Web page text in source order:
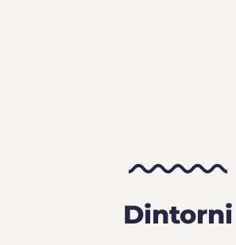
Dintorni